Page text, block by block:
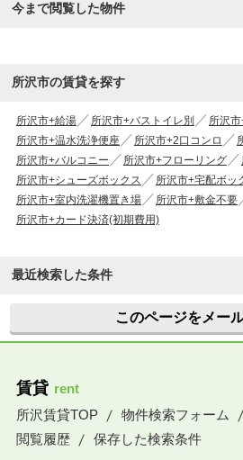
今まで閲覧した物件
所沢市の賃貸を探す
所沢市+給湯 所沢市+バストイレ別
所沢
所沢市+温水洗浄便座
所沢市+2口コンロ
所沢市+バルコニー
所沢市+フローリング
所沢市+シューズボックス
所沢市+宅配ボッ
所沢市+室内洗濯機置き場
所沢市+敷金不要
所沢市+カード決済(初期費用)
最近検索した条件
このページをメー
賃貸 rent
所沢賃貸TOP
物件検索フォーム
閲覧履歴
保存した検索条件